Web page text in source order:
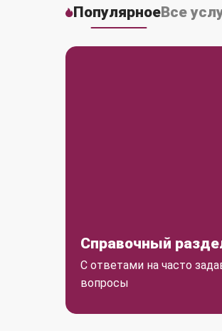
ПопулярноеВсе
Справочный
С ответами на часто
вопросы